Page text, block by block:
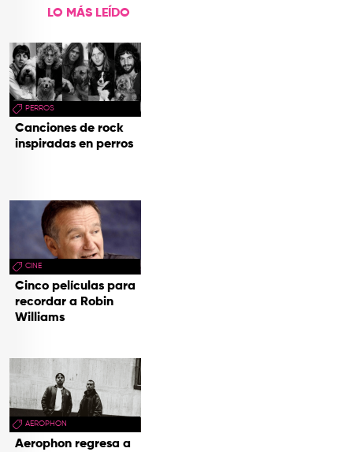
LO MÁS LEÍDO
PERROS
Canciones de rock
inspiradas en perros
CINE
Cinco películas para
recordar a Robin
Williams
AEROPHON
Aerophon regresa a